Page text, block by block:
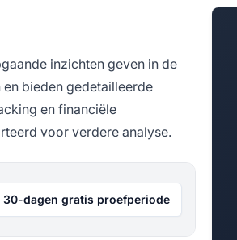
inzichten geven in de
bieden gedetailleerde
en financiële
voor verdere analyse.
30-dagen gratis proefperiode